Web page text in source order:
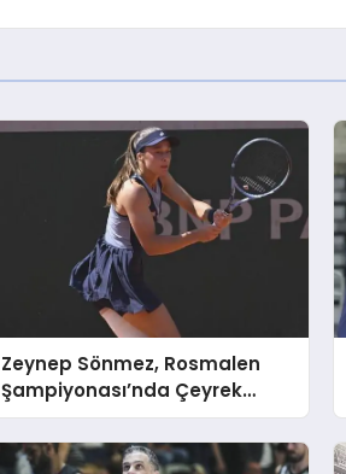
Zeynep Sönmez, Rosmalen
Şampiyonası’nda Çeyrek
Finalde Magda Linette’e 2-0
Yenilerek Elendi